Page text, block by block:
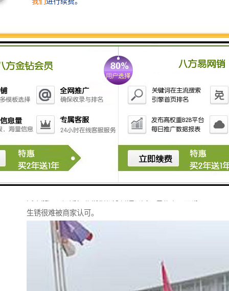
(1)、色彩丰富、鲜亮不退色。
近30多种色彩供您选择，常用颜色一般在10种以内，色
彩可以定制因采用漆高温喷涂，所以色彩持久性和饱和
度比一般材料延长5倍以上。
(2)、因性价比高，将成流行趋势。
喷绘牌匾易老化，已被淘汰，铝塑板、工期长、造价太
生锈很难被商家认可。